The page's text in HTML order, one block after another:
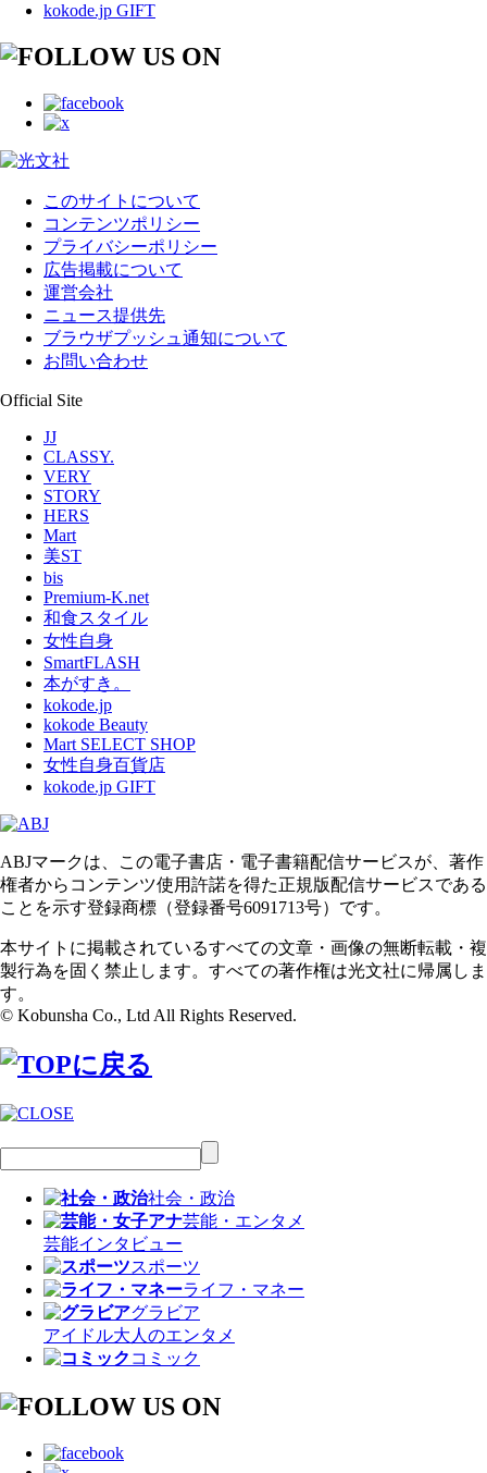
kokode.jp GIFT
このサイトについて
コンテンツポリシー
プライバシーポリシー
広告掲載について
運営会社
ニュース提供先
ブラウザプッシュ通知について
お問い合わせ
Official Site
JJ
CLASSY.
VERY
STORY
HERS
Mart
美ST
bis
Premium-K.net
和食スタイル
女性自身
SmartFLASH
本がすき。
kokode.jp
kokode Beauty
Mart SELECT SHOP
女性自身百貨店
kokode.jp GIFT
ABJマークは、この電子書店・電子書籍配信サービスが、著作
権者からコンテンツ使用許諾を得た正規版配信サービスである
ことを示す登録商標（登録番号6091713号）です。
本サイトに掲載されているすべての文章・画像の無断転載・複
製行為を固く禁止します。すべての著作権は光文社に帰属しま
す。
© Kobunsha Co., Ltd All Rights Reserved.
社会・政治
芸能・エンタメ
芸能インタビュー
スポーツ
ライフ・マネー
グラビア
アイドル大人のエンタメ
コミック